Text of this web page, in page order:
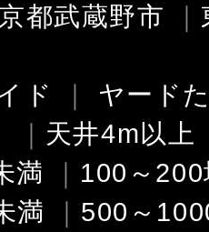
京都武蔵野市 ｜
ド ｜ ヤード
｜ 天井4m以上
満 ｜ 100～
満 ｜ 500～